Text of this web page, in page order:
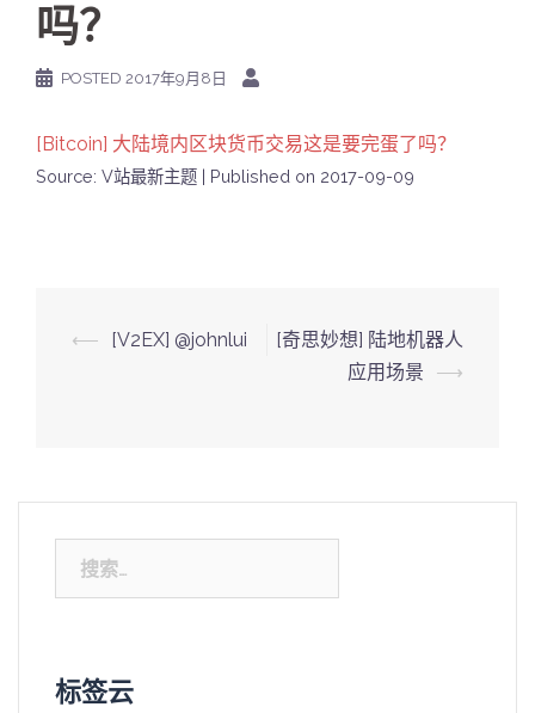
吗？
POSTED 2017年9月8日
[Bitcoin] 大陆境内区块货币交易这是要完蛋了吗？
Source: V站最新主题 Published on 2017-09-09
Post
⟵ [V2EX] @johnlui
[奇思妙想] 陆地机器人
应用场景
⟶
索：
标签云